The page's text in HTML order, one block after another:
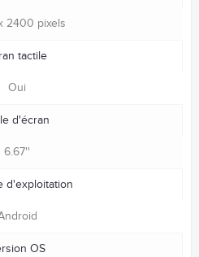
2400 pixels
tactile
Oui
d'écran
6.67''
d'exploitation
OS